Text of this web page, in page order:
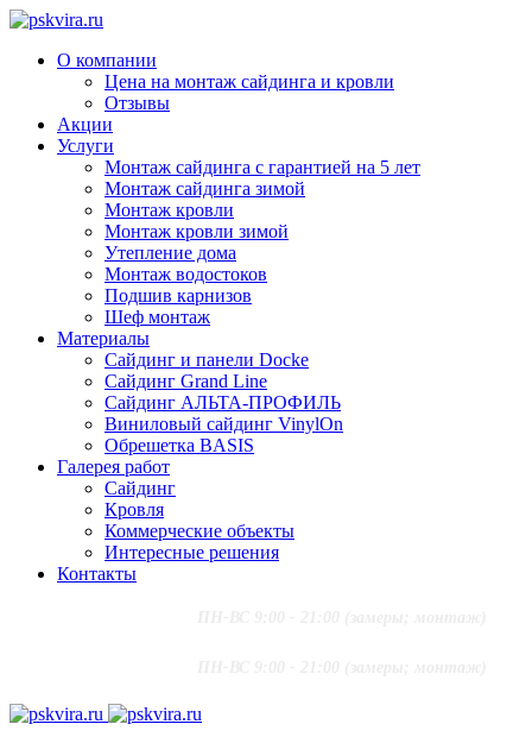
О компании
Цена на монтаж сайдинга и кровли
Отзывы
Акции
Услуги
Монтаж сайдинга с гарантией на 5 лет
Монтаж сайдинга зимой
Монтаж кровли
Монтаж кровли зимой
Утепление дома
Монтаж водостоков
Подшив карнизов
Шеф монтаж
Материалы
Сайдинг и панели Docke
Сайдинг Grand Line
Сайдинг АЛЬТА-ПРОФИЛЬ
Виниловый сайдинг VinylOn
Обрешетка BASIS
Галерея работ
Сайдинг
Кровля
Коммерческие объекты
Интересные решения
Контакты